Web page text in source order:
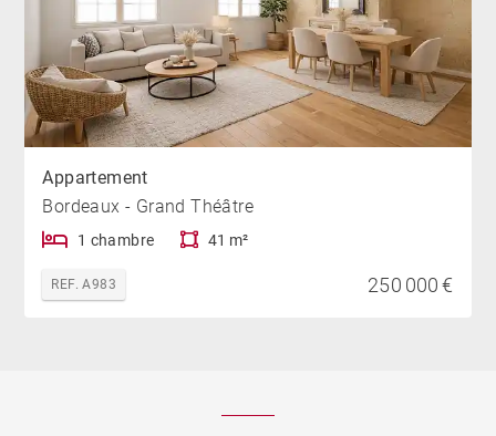
Appartement
Bordeaux - Grand Théâtre
1 chambre 41 m²
REF. A983 250 000 €